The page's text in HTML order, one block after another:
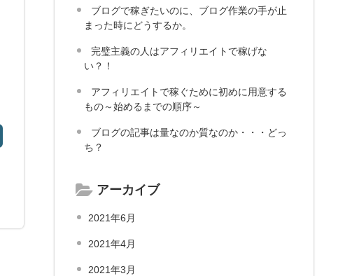
ブログで稼ぎたいのに、ブログ作業の手が止
まった時にどうするか。
完璧主義の人はアフィリエイトで稼げな
い？！
アフィリエイトで稼ぐために初めに用意する
もの～始めるまでの順序～
ブログの記事は量なのか質なのか・・・どっ
ち？
アーカイブ
2021年6月
2021年4月
2021年3月